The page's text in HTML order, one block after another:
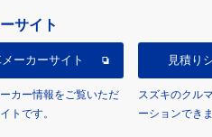
サイト
メーカーサイト
カー情報をご覧いただ
トです。
見積り
スズキのクル
ーションできま